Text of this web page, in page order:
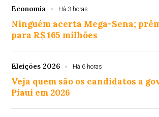
Economia Há 3 horas
Ninguém acerta Mega-Sena;
para R$ 165 milhões
Eleições 2026 Há 6 horas
Veja quem são os candidatos a
Piauí em 2026